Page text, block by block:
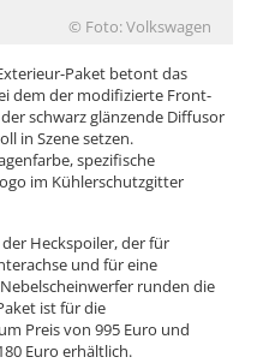
© Foto: Volkswagen
Paket betont das
dem der modifizierte Front-
schwarz glänzende Diffusor
in Szene setzen.
spezifische
im Kühlerschutzgitter
Heckspoiler, der für
und für eine
runden die
ist für die
Preis von 995 Euro und
Euro erhältlich.